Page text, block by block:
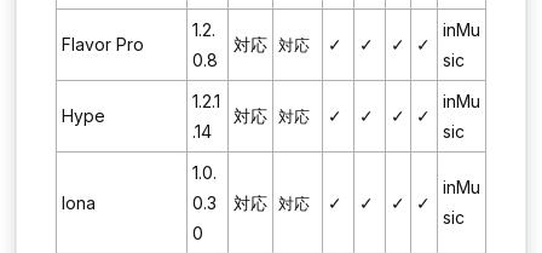
Flavor Pro
1.2.
0.8
対応 対応 ✓ ✓ ✓ ✓
inMu
sic
Hype
1.2.1
.14
対応 対応 ✓ ✓ ✓ ✓
inMu
sic
Iona
1.0.
0.3
0
対応 対応 ✓ ✓ ✓ ✓
inMu
sic